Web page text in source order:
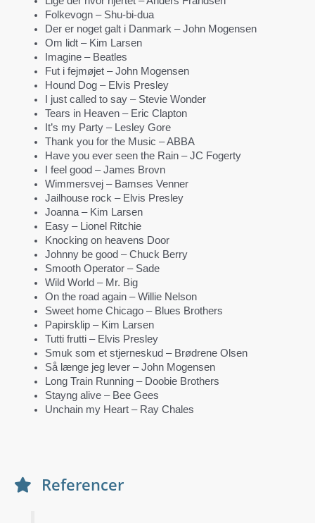
Folkevogn – Shu-bi-dua
Der er noget galt i Danmark – John Mogensen
Om lidt – Kim Larsen
Imagine – Beatles
Fut i fejmøjet – John Mogensen
Hound Dog – Elvis Presley
I just called to say – Stevie Wonder
Tears in Heaven – Eric Clapton
It’s my Party – Lesley Gore
Thank you for the Music – ABBA
Have you ever seen the Rain – JC Fogerty
I feel good – James Brovn
Wimmersvej – Bamses Venner
Jailhouse rock – Elvis Presley
Joanna – Kim Larsen
Easy – Lionel Ritchie
Knocking on heavens Door
Johnny be good – Chuck Berry
Smooth Operator – Sade
Wild World – Mr. Big
On the road again – Willie Nelson
Sweet home Chicago – Blues Brothers
Papirsklip – Kim Larsen
Tutti frutti – Elvis Presley
Smuk som et stjerneskud – Brødrene Olsen
Så længe jeg lever – John Mogensen
Long Train Running – Doobie Brothers
Stayng alive – Bee Gees
Unchain my Heart – Ray Chales
Referencer